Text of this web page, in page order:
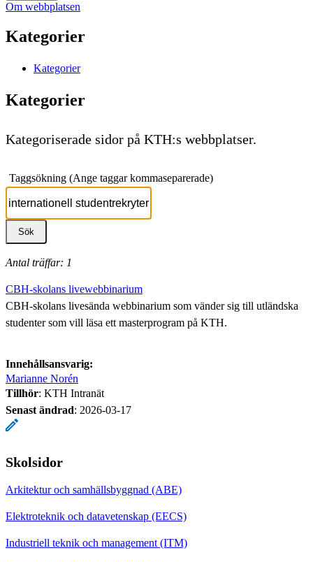
Om webbplatsen
Kategorier
Kategorier
Kategorier
Kategoriserade sidor på KTH:s webbplatser.
Taggsökning (Ange taggar kommaseparerade)
Antal träffar: 1
CBH-skolans livewebbinarium
CBH-skolans livesända webbinarium som vänder sig till utländska
studenter som vill läsa ett masterprogram på KTH.
Innehållsansvarig:
Marianne Norén
Tillhör: KTH Intranät
Senast ändrad: 2026-03-17
Skolsidor
Arkitektur och samhällsbyggnad (ABE)
Elektroteknik och datavetenskap (EECS)
Industriell teknik och management (ITM)